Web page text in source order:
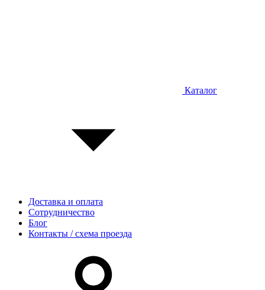
Каталог
Доставка и оплата
Сотрудничество
Блог
Контакты / схема проезда